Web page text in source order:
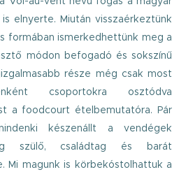
elnyerte. Miután visszaérkeztünk
formában ismerkedhettünk meg a
módon befogadó és sokszínű
része még csak most
csoportokra osztódva
a foodcourt ételbemutatóra. Pár
készenállt a vendégek
szülő, családtag és barát
Mi magunk is körbekóstolhattuk a